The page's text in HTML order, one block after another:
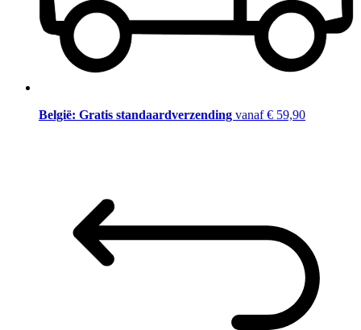
België: Gratis standaardverzending vanaf € 59,90